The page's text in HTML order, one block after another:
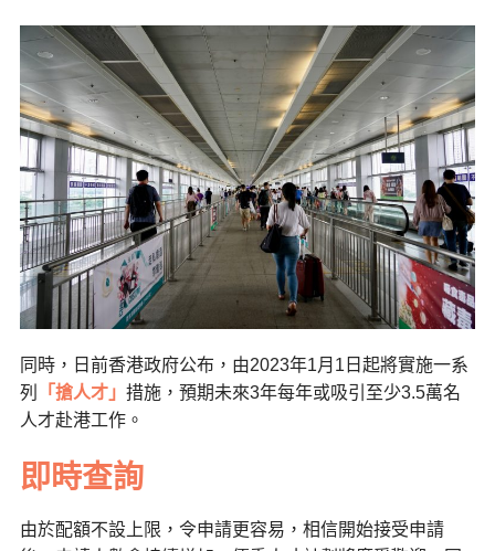
同時，日前香港政府公布，由2023年1月1日起將實施一系
列
「搶人才」 措施，預期未來3年每年或吸引至少3.5萬名
人才赴港工作。
即時查詢
由於配額不設上限，令申請更容易，相信開始接受申請